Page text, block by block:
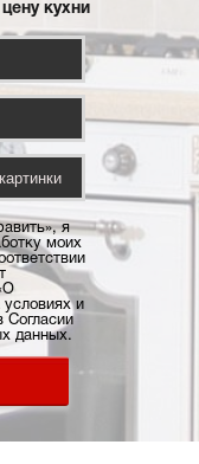
кухни
я
моих
и
Согласии
данных.